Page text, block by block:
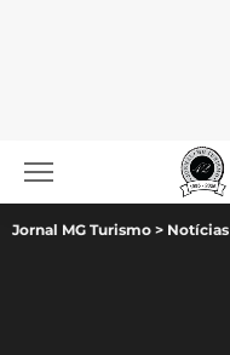
Jornal MG Turismo > Notícias